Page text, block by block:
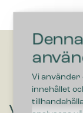
Vi
innehållet